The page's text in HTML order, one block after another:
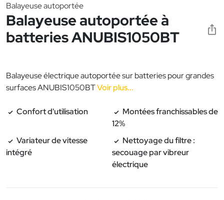
Balayeuse autoportée
Balayeuse autoportée à
batteries ANUBIS1050BT
Balayeuse électrique autoportée sur batteries pour grandes
surfaces ANUBIS1050BTVoir plus...
Confort d'utilisation
Montées franchissables de
12%
Variateur de vitesse
intégré
Nettoyage du filtre :
secouage par vibreur
électrique